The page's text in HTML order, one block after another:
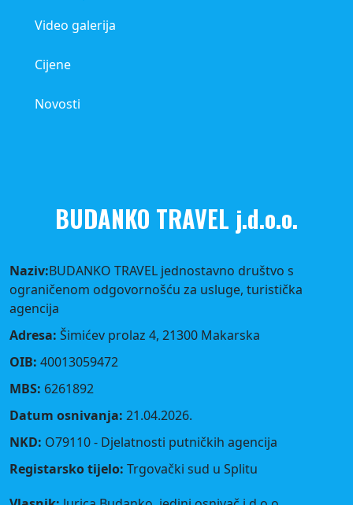
Video galerija
Cijene
Novosti
BUDANKO TRAVEL j.d.o.o.
Naziv:BUDANKO TRAVEL jednostavno društvo s
ograničenom odgovornošću za usluge, turistička
agencija
Adresa: Šimićev prolaz 4, 21300 Makarska
OIB: 40013059472
MBS: 6261892
Datum osnivanja: 21.04.2026.
NKD: O79110 - Djelatnosti putničkih agencija
Registarsko tijelo: Trgovački sud u Splitu